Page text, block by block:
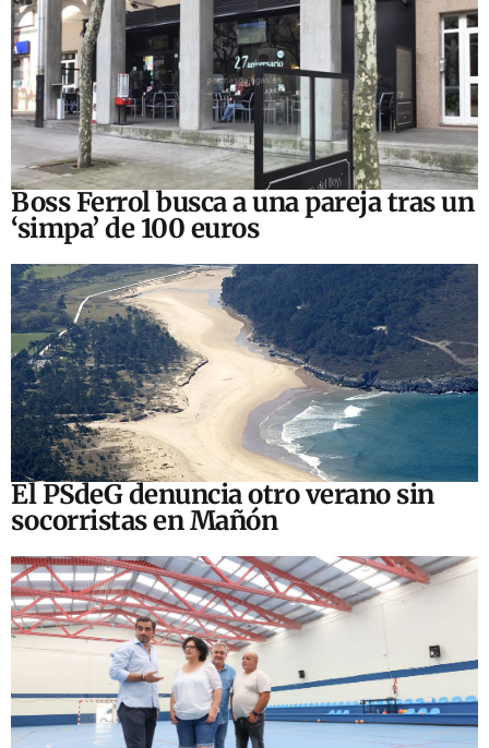
Boss Ferrol busca a una pareja tras un
‘simpa’ de 100 euros
El PSdeG denuncia otro verano sin
socorristas en Mañón